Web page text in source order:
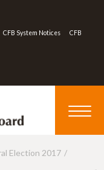
CFB System Notices CFB
Election 2017